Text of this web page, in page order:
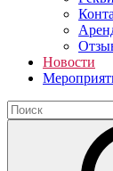
Новости